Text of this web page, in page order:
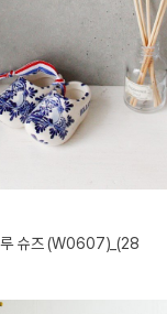
루 슈즈 (W0607)_(28